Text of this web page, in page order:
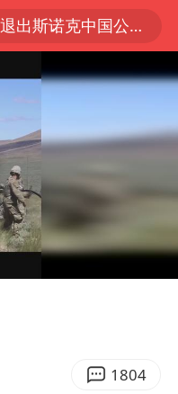
马克·艾伦退出斯诺克中国公开赛
李秋莹孙亚鹏亮相
日出坠崖1死1伤
席赛宋蓬逝世
来了吗
面袭击贯穿浙江
内过夜被收150元
00:32
1804